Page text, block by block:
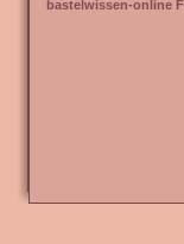
bastelwissen-online